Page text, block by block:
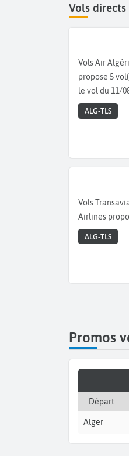
Vols
Vols Air
propose 5
le vol du 11/
ALG-TLS
Vols
Airlines
ALG-TLS
Promos
Départ
Alger